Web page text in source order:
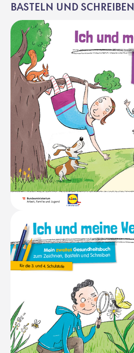
BASTELN UND SCHREIBEN